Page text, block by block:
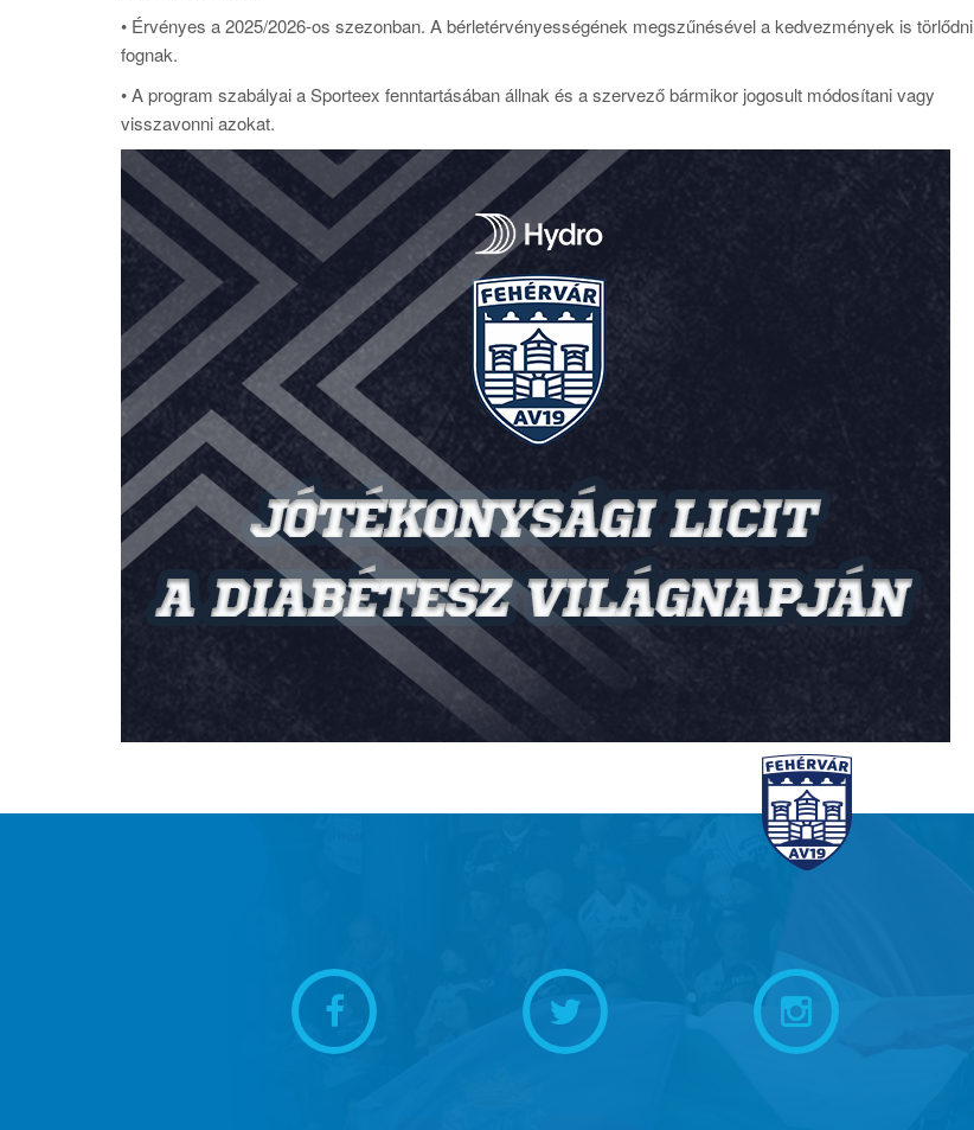
• Érvényes a 2025/2026-os szezonban. A bérletérvényességének megszűnésével a kedvezmények is törlődni
fognak.
• A program szabályai a Sporteex fenntartásában állnak és a szervező bármikor jogosult módosítani vagy
visszavonni azokat.